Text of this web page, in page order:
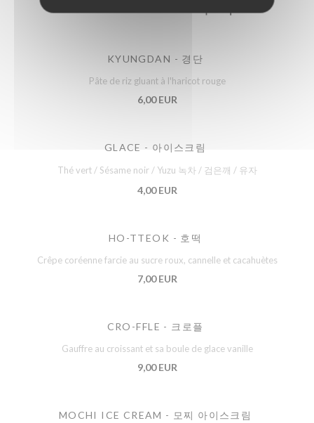
KYUNGDAN - 경단
Pâte de riz gluant à l'haricot rouge
6,00 EUR
GLACE - 아이스크림
Thé vert / Sésame noir / Yuzu 녹차 / 검은깨 / 유자
4,00 EUR
HO-TTEOK - 호떡
Crêpe coréenne farcie au sucre roux, cannelle et cacahuètes
7,00 EUR
CRO-FFLE - 크로플
Gauffre au croissant et sa boule de glace vanille
9,00 EUR
MOCHI ICE CREAM - 모찌 아이스크림